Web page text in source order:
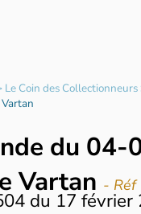
Le Coin des Collectionneurs
du 04-
Vartan - Réf
du 17 février